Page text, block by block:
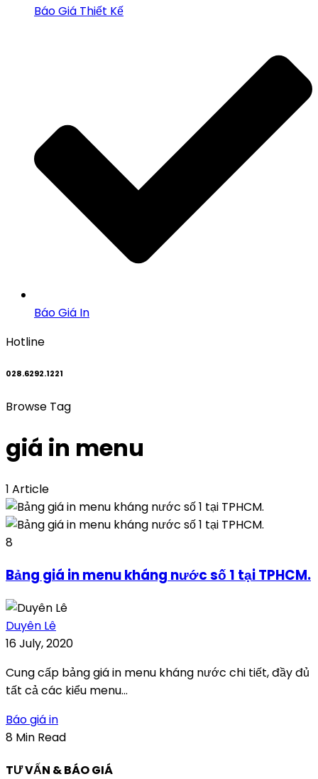
Báo Giá Thiết Kế
Báo Giá In
Hotline
028.6292.1221
Browse Tag
giá in menu
1 Article
8
Bảng giá in menu kháng nước số 1 tại TPHCM.
Duyên Lê
16 July, 2020
Cung cấp bảng giá in menu kháng nước chi tiết, đầy đủ
tất cả các kiểu menu...
Báo giá in
8 Min Read
TƯ VẤN & BÁO GIÁ